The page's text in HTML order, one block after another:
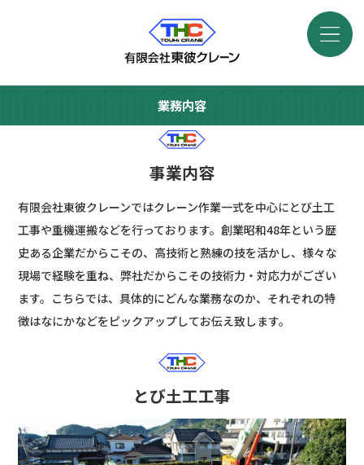
業務内容
事業内容
有限会社東彼クレーンではクレーン作業一式を中心にとび土工
工事や重機運搬などを行っております。創業昭和48年という歴
史ある企業だからこその、高技術と熟練の技を活かし、様々な
現場で経験を重ね、弊社だからこその技術力・対応力がござい
ます。こちらでは、具体的にどんな業務なのか、それぞれの特
徴はなにかなどをピックアップしてお伝え致します。
とび土工工事